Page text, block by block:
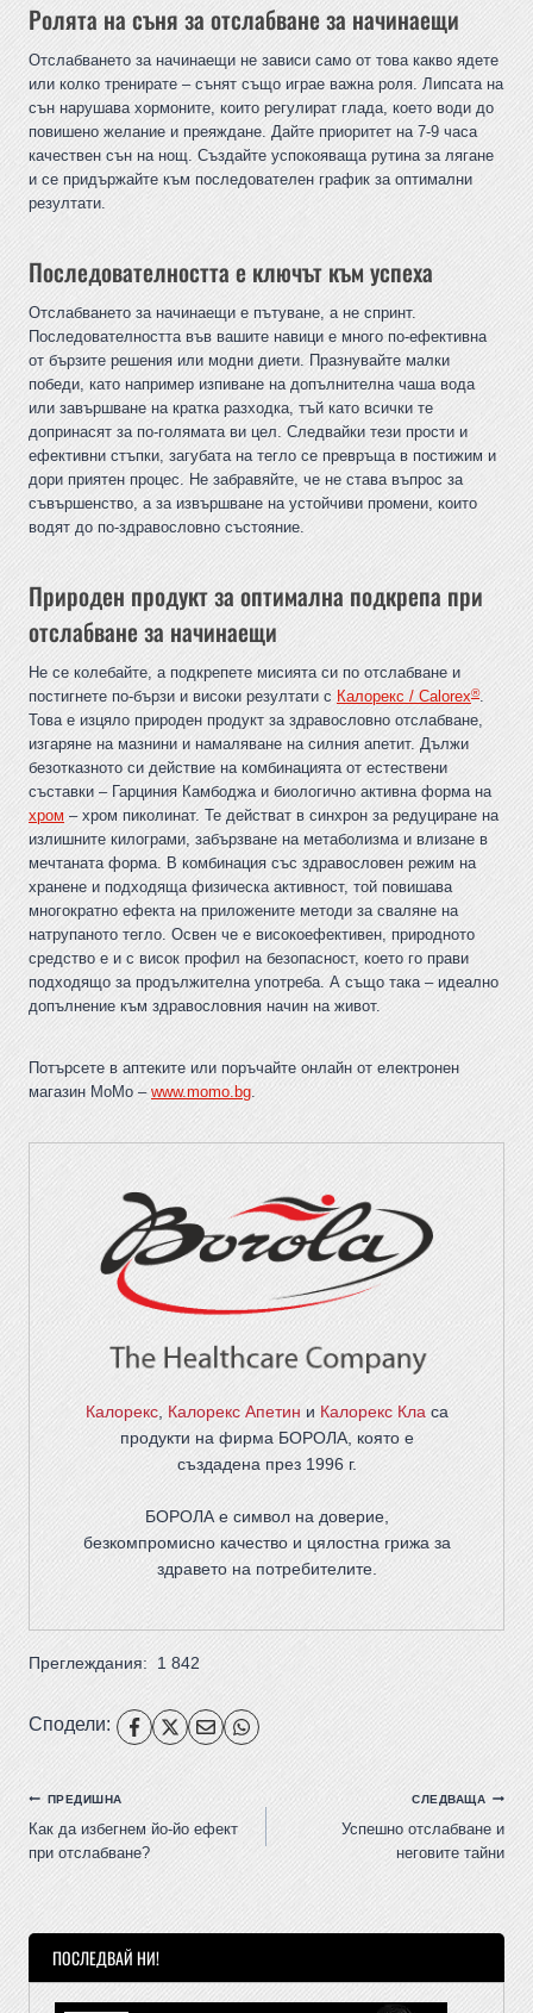
Ролята на съня за отслабване за начинаещи
Отслабването за начинаещи не зависи само от това какво ядете
или колко тренирате – сънят също играе важна роля. Липсата на
сън нарушава хормоните, които регулират глада, което води до
повишено желание и преяждане. Дайте приоритет на 7-9 часа
качествен сън на нощ. Създайте успокояваща рутина за лягане
и се придържайте към последователен график за оптимални
резултати.
Последователността е ключът към успеха
Отслабването за начинаещи е пътуване, а не спринт.
Последователността във вашите навици е много по-ефективна
от бързите решения или модни диети. Празнувайте малки
победи, като например изпиване на допълнителна чаша вода
или завършване на кратка разходка, тъй като всички те
допринасят за по-голямата ви цел. Следвайки тези прости и
ефективни стъпки, загубата на тегло се превръща в постижим и
дори приятен процес. Не забравяйте, че не става въпрос за
съвършенство, а за извършване на устойчиви промени, които
водят до по-здравословно състояние.
Природен продукт за оптимална подкрепа при
отслабване за начинаещи
Не се колебайте, а подкрепете мисията си по отслабване и
постигнете по-бързи и високи резултати с Калорекс / Calorex®.
Това е изцяло природен продукт за здравословно отслабване,
изгаряне на мазнини и намаляване на силния апетит. Дължи
безотказното си действие на комбинацията от естествени
съставки – Гарциния Камбоджа и биологично активна форма на
хром – хром пиколинат. Те действат в синхрон за редуциране на
излишните килограми, забързване на метаболизма и влизане в
мечтаната форма. В комбинация със здравословен режим на
хранене и подходяща физическа активност, той повишава
многократно ефекта на приложените методи за сваляне на
натрупаното тегло. Освен че е високоефективен, природното
средство е и с висок профил на безопасност, което го прави
подходящо за продължителна употреба. А също така – идеално
допълнение към здравословния начин на живот.
Потърсете в аптеките или поръчайте онлайн от електронен
магазин МоМо – www.momo.bg.
Калорекс, Калорекс Апетин и Калорекс Класа
продукти на фирма БОРОЛА, която е
създадена през 1996 г.
БОРОЛА е символ на доверие,
безкомпромисно качество и цялостна грижа за
здравето на потребителите.
Преглеждания: 1 842
Сподели:
ПРЕДИШНА
Как да избегнем йо-йо ефект
при отслабване?
СЛЕДВАЩА
Успешно отслабване и
неговите тайни
ПОСЛЕДВАЙ НИ!